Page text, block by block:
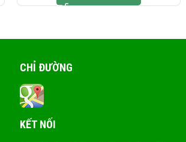
CHỈ ĐƯỜNG
KẾT NỐI